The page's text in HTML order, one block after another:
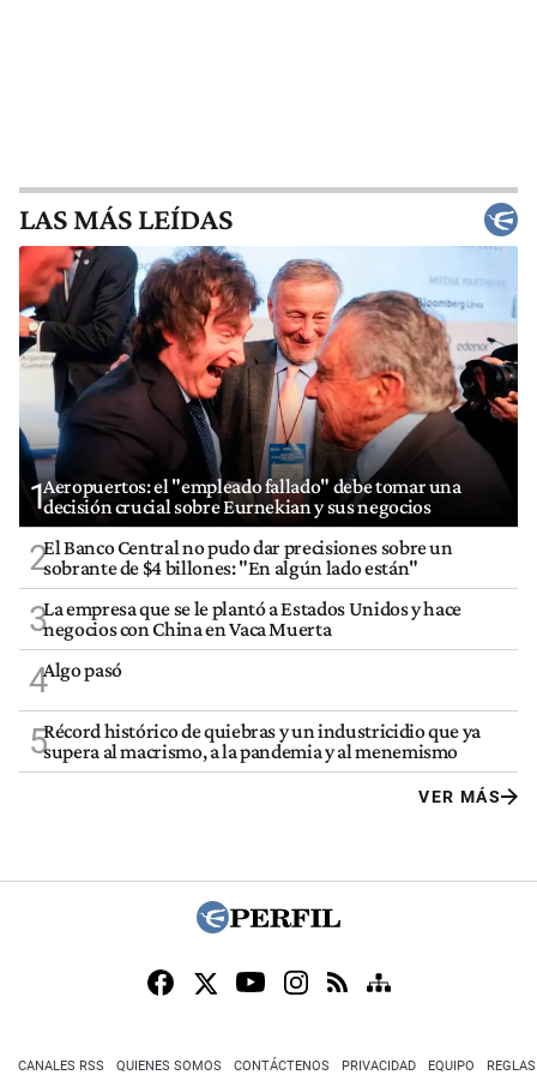
LAS MÁS LEÍDAS
1Aeropuertos: el "empleado fallado" debe tomar una
decisión crucial sobre Eurnekian y sus negocios
2El Banco Central no pudo dar precisiones sobre un
sobrante de $4 billones: "En algún lado están"
3La empresa que se le plantó a Estados Unidos y hace
negocios con China en Vaca Muerta
4Algo pasó
5Récord histórico de quiebras y un industricidio que ya
supera al macrismo, a la pandemia y al menemismo
VER MÁS
CANALES RSS QUIENES SOMOS CONTÁCTENOS PRIVACIDAD EQUIPO